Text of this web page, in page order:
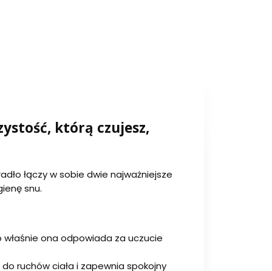
którą czujesz,
łączy w sobie dwie najważniejsze
snu.
właśnie ona odpowiada za uczucie
ruchów ciała i zapewnia spokojny